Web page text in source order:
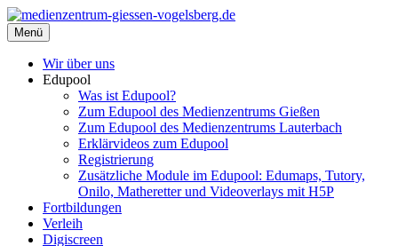
Zum
Inhalt
springen
medienzentrum-giessen-vogelsberg.de
Regionales Medienzentrum Gießen-Vogelsberg
Menü
Wir über uns
Edupool
Was ist Edupool?
Zum Edupool des Medienzentrums Gießen
Zum Edupool des Medienzentrums Lauterbach
Erklärvideos zum Edupool
Registrierung
Zusätzliche Module im Edupool: Edumaps, Tutory,
Onilo, Matheretter und Videoverlays mit H5P
Fortbildungen
Verleih
Digiscreen